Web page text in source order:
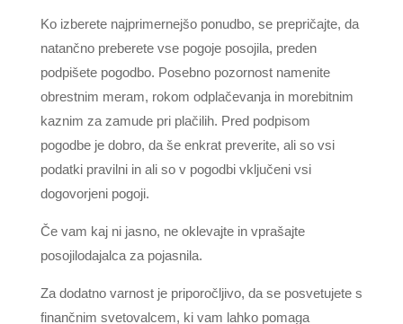
Ko izberete najprimernejšo ponudbo, se prepričajte, da
natančno preberete vse pogoje posojila, preden
podpišete pogodbo. Posebno pozornost namenite
obrestnim meram, rokom odplačevanja in morebitnim
kaznim za zamude pri plačilih. Pred podpisom
pogodbe je dobro, da še enkrat preverite, ali so vsi
podatki pravilni in ali so v pogodbi vključeni vsi
dogovorjeni pogoji.
Če vam kaj ni jasno, ne oklevajte in vprašajte
posojilodajalca za pojasnila.
Za dodatno varnost je priporočljivo, da se posvetujete s
finančnim svetovalcem, ki vam lahko pomaga